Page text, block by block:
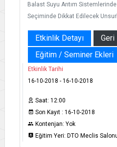
Balast Suyu Arıtım
Seçiminde Dikkat Edilecek
Etkinlik Detayı
Eğitim / Seminer Ekleri
Etkinlik Tarihi
16-10-2018 - 16-10-2018
Saat: 12:00
Son Kayıt : 16-10-2018
Kontenjan: Yok
Eğitim Yeri: DTO Meclis